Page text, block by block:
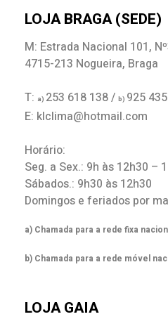
LOJA BRAGA (SEDE)
M: Estrada Nacional 101,
4715-213 Nogueira, Braga
T: a) 253 618 138 / b) 925
E: klclima@hotmail.com
Horário:
Seg. a Sex.: 9h às 12h30 –
Sábados.: 9h30 às 12h30
Domingos e feriados por
a) Chamada para a rede fixa
b) Chamada para a rede móvel
LOJA GAIA